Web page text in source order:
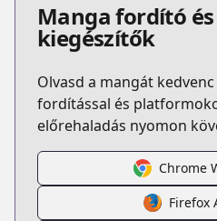
Manga fordító
kiegészítők
Olvasd a mangát
fordítással és
előrehaladás nyomon
Chrome
Firefox